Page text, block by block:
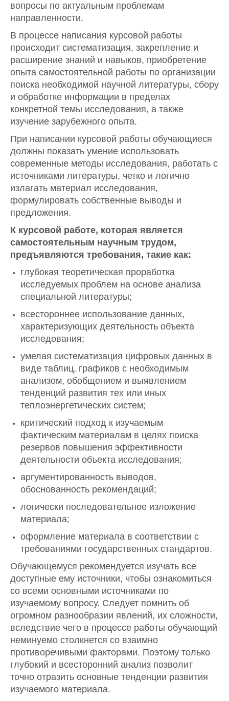
вопросы по актуальным проблемам
направленности.
В процессе написания курсовой работы
происходит систематизация, закрепление и
расширение знаний и навыков, приобретение
опыта самостоятельной работы по организации
поиска необходимой научной литературы, сбору
и обработке информации в пределах
конкретной темы исследования, а также
изучение зарубежного опыта.
При написании курсовой работы обучающиеся
должны показать умение использовать
современные методы исследования, работать с
источниками литературы, четко и логично
излагать материал исследования,
формулировать собственные выводы и
предложения.
К курсовой работе, которая является
самостоятельным научным трудом,
предъявляются требования, такие как:
глубокая теоретическая проработка
исследуемых проблем на основе анализа
специальной литературы;
всестороннее использование данных,
характеризующих деятельность объекта
исследования;
умелая систематизация цифровых данных в
виде таблиц, графиков с необходимым
анализом, обобщением и выявлением
тенденций развития тех или иных
теплоэнергетических систем;
критический подход к изучаемым
фактическим материалам в целях поиска
резервов повышения эффективности
деятельности объекта исследования;
аргументированность выводов,
обоснованность рекомендаций;
логически последовательное изложение
материала;
оформление материала в соответствии с
требованиями государственных стандартов.
Обучающемуся рекомендуется изучать все
доступные ему источники, чтобы ознакомиться
со всеми основными источниками по
изучаемому вопросу. Следует помнить об
огромном разнообразии явлений, их сложности,
вследствие чего в процессе работы обучающий
неминуемо столкнется со взаимно
противоречивыми факторами. Поэтому только
глубокий и всесторонний анализ позволит
точно отразить основные тенденции развития
изучаемого материала.